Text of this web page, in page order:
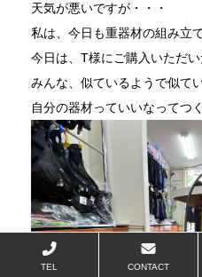
天気が悪いですが・・・
私は、今日も重器材の組み立
今日は、T様にご購入いただ
みんな、似ているようで似て
自分の器材っていいなってつ
TEL CONTACT